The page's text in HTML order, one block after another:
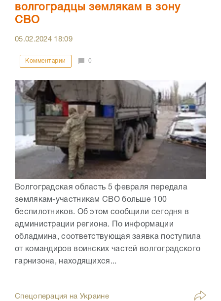
волгоградцы землякам в зону
СВО
05.02.2024 18:09
Комментарии 0
Волгоградская область 5 февраля передала
землякам-участникам СВО больше 100
беспилотников. Об этом сообщили сегодня в
администрации региона. По информации
обладмина, соответствующая заявка поступила
от командиров воинских частей волгоградского
гарнизона, находящихся...
Спецоперация на Украине